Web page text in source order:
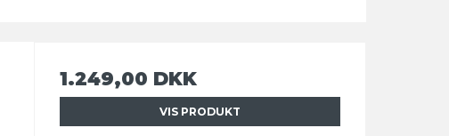
1.249,00 DKK
VIS PRODUKT